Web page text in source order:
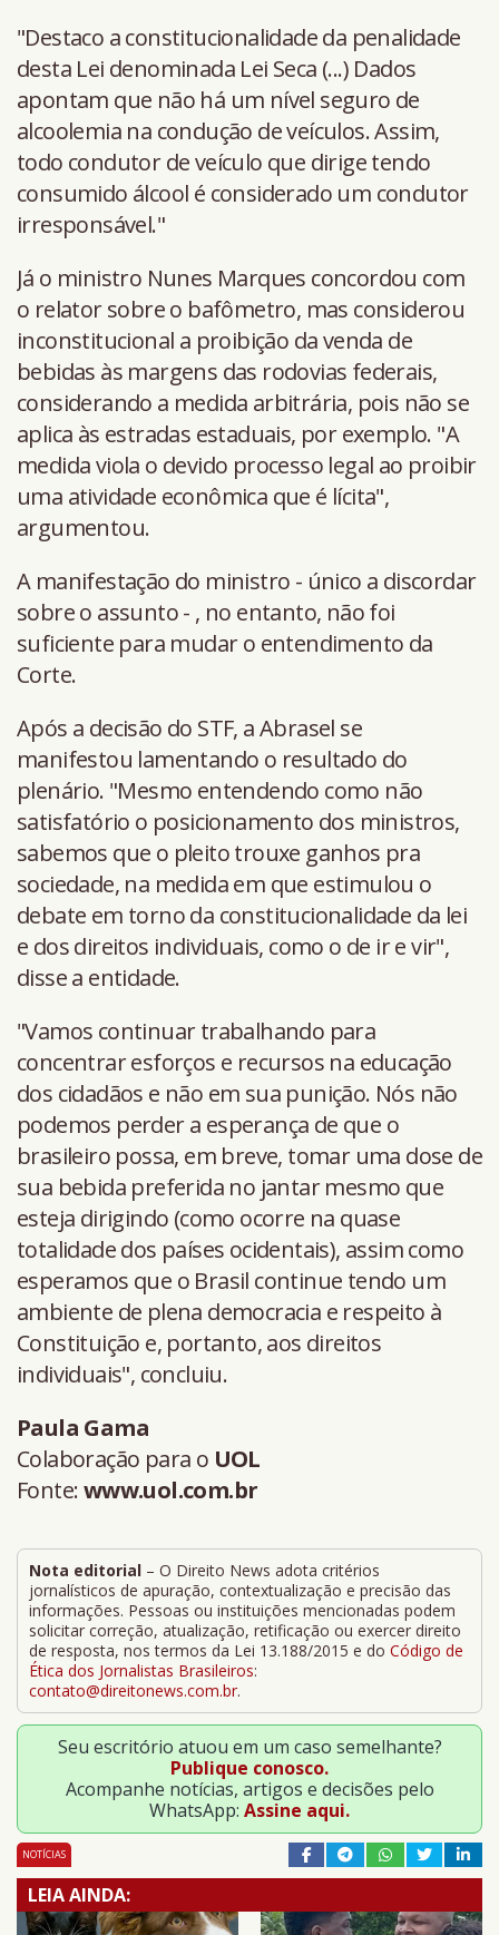
"Destaco a constitucionalidade da penalidade
desta Lei denominada Lei Seca (...) Dados
apontam que não há um nível seguro de
alcoolemia na condução de veículos. Assim,
todo condutor de veículo que dirige tendo
consumido álcool é considerado um condutor
irresponsável."
Já o ministro Nunes Marques concordou com
o relator sobre o bafômetro, mas considerou
inconstitucional a proibição da venda de
bebidas às margens das rodovias federais,
considerando a medida arbitrária, pois não se
aplica às estradas estaduais, por exemplo. "A
medida viola o devido processo legal ao proibir
uma atividade econômica que é lícita",
argumentou.
A manifestação do ministro - único a discordar
sobre o assunto - , no entanto, não foi
suficiente para mudar o entendimento da
Corte.
Após a decisão do STF, a Abrasel se
manifestou lamentando o resultado do
plenário. "Mesmo entendendo como não
satisfatório o posicionamento dos ministros,
sabemos que o pleito trouxe ganhos pra
sociedade, na medida em que estimulou o
debate em torno da constitucionalidade da lei
e dos direitos individuais, como o de ir e vir",
disse a entidade.
"Vamos continuar trabalhando para
concentrar esforços e recursos na educação
dos cidadãos e não em sua punição. Nós não
podemos perder a esperança de que o
brasileiro possa, em breve, tomar uma dose de
sua bebida preferida no jantar mesmo que
esteja dirigindo (como ocorre na quase
totalidade dos países ocidentais), assim como
esperamos que o Brasil continue tendo um
ambiente de plena democracia e respeito à
Constituição e, portanto, aos direitos
individuais", concluiu.
Paula Gama
Colaboração para o UOL
Fonte:www.uol.com.br
Nota editorial – O Direito News adota critérios
jornalísticos de apuração, contextualização e precisão das
informações. Pessoas ou instituições mencionadas podem
solicitar correção, atualização, retificação ou exercer direito
de resposta, nos termos da Lei 13.188/2015 e do Código de
Ética dos Jornalistas Brasileiros:
contato@direitonews.com.br.
Seu escritório atuou em um caso semelhante?
Publique conosco.
Acompanhe notícias, artigos e decisões pelo
WhatsApp: Assine aqui.
NOTÍCIAS
LEIA AINDA: